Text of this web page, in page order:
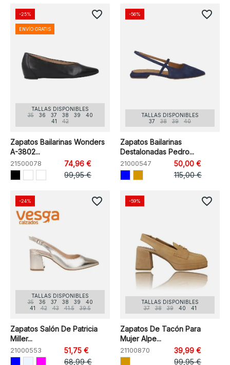
TALLAS DISPONIBLES
35
36 37 38 39
40
41
42
Zapatos Bailarinas Wonders
A-3802...
21500078
74,96 €
99,95 €
-25%
ENVÍO GRATIS
favorite_border
TALLAS DISPONIBLES
37
38 39 40
Zapatos Bailarinas
Destalonadas Pedro...
21000547
50,00 €
115,00 €
-56% favorite_border
TALLAS DISPONIBLES
35
36 37 38 39
40
41
42 43 41.5 39.5
Zapatos Salón De Patricia
Miller...
21000553
51,75 €
68,99 €
-24% favorite_border
TALLAS DISPONIBLES
37
38 39 40 41
Zapatos De Tacón Para
Mujer Alpe...
21100870
39,99 €
99,95 €
-59% favorite_border